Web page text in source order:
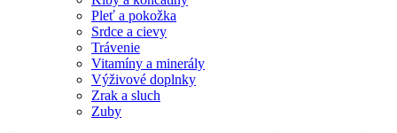
Pleť a pokožka
Srdce a cievy
Trávenie
Vitamíny a minerály
Výživové doplnky
Zrak a sluch
Zuby